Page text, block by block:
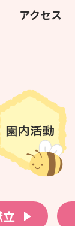
アクセス